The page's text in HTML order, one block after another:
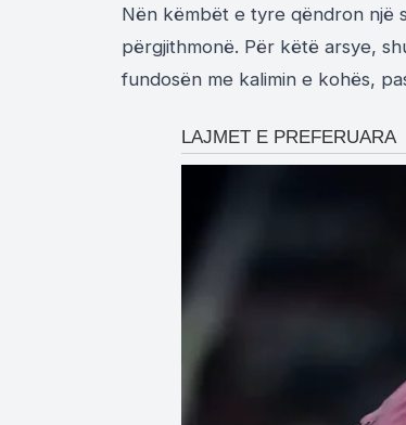
Nën këmbët e tyre qëndron një
përgjithmonë. Për këtë arsye,
fundosën me kalimin e kohës,